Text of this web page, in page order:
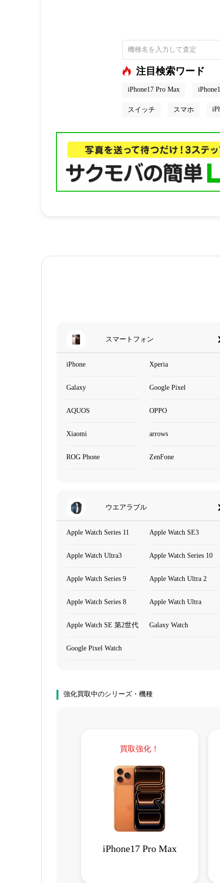
注目検索ワード
iPhone17 Pro Max
スイッチ スマホ
スマートフォン
iPhone Xperia
Galaxy Google Pixel
AQUOS OPPO
Xiaomi arrows
ROG Phone ZenFone
ウエアラブル
Apple Watch Series 11 Apple Watch SE3
Apple Watch Ultra3 Apple Watch Series 10
Apple Watch Series 9 Apple Watch Ultra 2
Apple Watch Series 8 Apple Watch Ultra
Apple Watch SE 第2世代 Galaxy Watch
Google Pixel Watch
強化買取中のシリーズ・機種
買取強化！
iPhone17 Pro Max